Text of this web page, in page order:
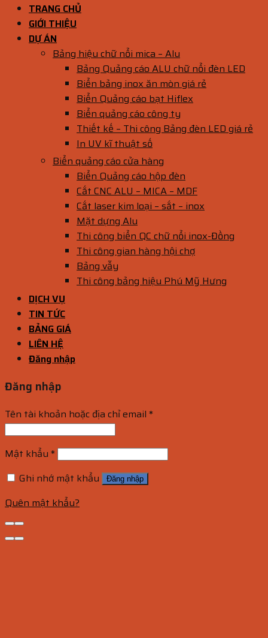
TRANG CHỦ
GIỚI THIỆU
DỰ ÁN
Bảng hiệu chữ nổi mica – Alu
Bảng Quảng cáo ALU chữ nổi đèn LED
Biển bảng inox ăn mòn giá rẻ
Biển Quảng cáo bạt Hiflex
Biển quảng cáo công ty
Thiết kế – Thi công Bảng đèn LED giá rẻ
In UV kĩ thuật số
Biển quảng cáo cửa hàng
Biển Quảng cáo hộp đèn
Cắt CNC ALU – MICA – MDF
Cắt laser kim loại – sắt – inox
Mặt dựng Alu
Thi công biển QC chữ nổi inox-Đồng
Thi công gian hàng hội chợ
Bảng vẫy
Thi công bảng hiệu Phú Mỹ Hưng
DỊCH VỤ
TIN TỨC
BẢNG GIÁ
LIÊN HỆ
Đăng nhập
Đăng nhập
Tên tài khoản hoặc địa chỉ email *
Mật khẩu *
Ghi nhớ mật khẩu
Đăng nhập
Quên mật khẩu?